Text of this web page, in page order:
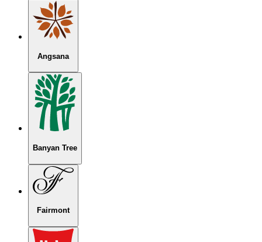
Angsana
Banyan Tree
Fairmont